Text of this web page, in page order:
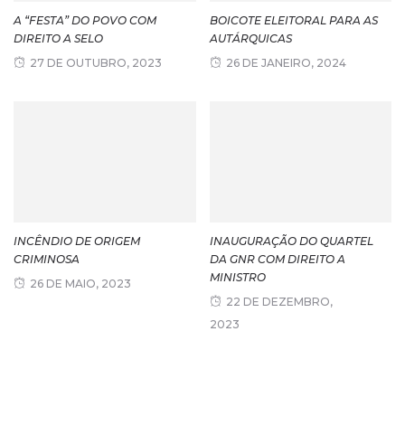
A “FESTA” DO POVO COM
DIREITO A SELO
27 DE OUTUBRO, 2023
BOICOTE ELEITORAL PARA AS
AUTÁRQUICAS
26 DE JANEIRO, 2024
INCÊNDIO DE ORIGEM
CRIMINOSA
26 DE MAIO, 2023
INAUGURAÇÃO DO QUARTEL
DA GNR COM DIREITO A
MINISTRO
22 DE DEZEMBRO,
2023